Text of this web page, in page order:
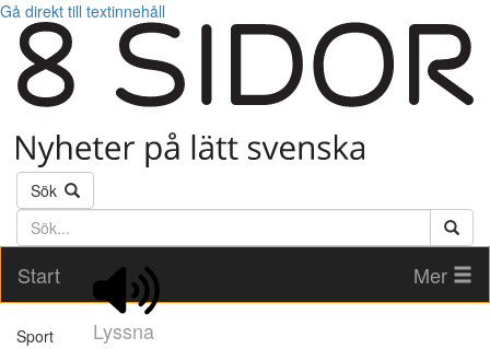
Gå direkt till textinnehåll
Sök
Söktext
Start
Lyssna
Mer
Sport